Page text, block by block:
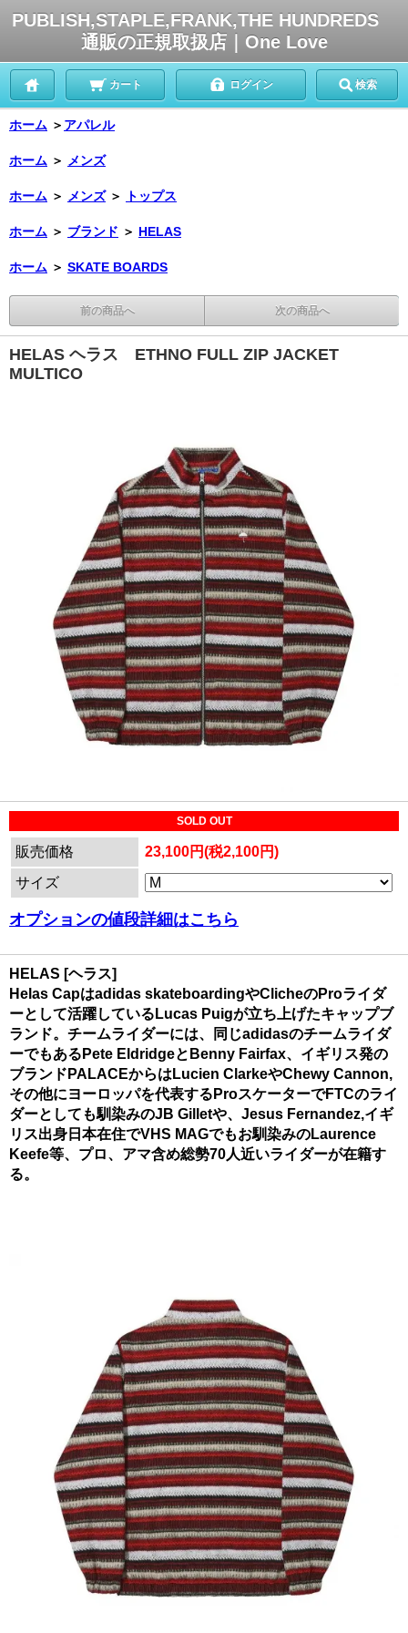
PUBLISH,STAPLE,FRANK,THE HUNDREDS
通販の正規取扱店｜One Love
カート ログイン 検索
ホーム ＞ アパレル
ホーム ＞ メンズ
ホーム ＞ メンズ ＞ トップス
ホーム ＞ ブランド ＞ HELAS
ホーム ＞ SKATE BOARDS
前の商品へ 次の商品へ
HELAS ヘラス ETHNO FULL ZIP JACKET
MULTICO
SOLD OUT
販売価格
23,100円(税2,100円)
サイズ
オプションの値段詳細はこちら
HELAS [ヘラス]
Helas Capはadidas skateboardingやClicheのProライダ
ーとして活躍しているLucas Puigが立ち上げたキャップブ
ランド。チームライダーには、同じadidasのチームライダ
ーでもあるPete EldridgeとBenny Fairfax、イギリス発の
ブランドPALACEからはLucien ClarkeやChewy Cannon,
その他にヨーロッパを代表するProスケーターでFTCのライ
ダーとしても馴染みのJB Gilletや、Jesus Fernandez,イギ
リス出身日本在住でVHS MAGでもお馴染みのLaurence
Keefe等、プロ、アマ含め総勢70人近いライダーが在籍す
る。